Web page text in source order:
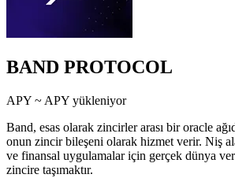
BAND PROTOCOL
APY ~ APY yükleniyor
Band, esas olarak zincirler arası bir oracle
onun zincir bileşeni olarak hizmet verir. Niş
ve finansal uygulamalar için gerçek dünya
zincire taşımaktır.